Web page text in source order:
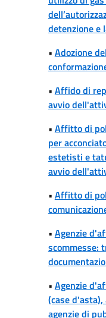
detenzione e
• Adozione
• Affido di
avvio
• Affitto di
per
estetisti e
avvio
• Affitto di
• Agenzie
scommesse:
• Agenzie
(case
agenzie di